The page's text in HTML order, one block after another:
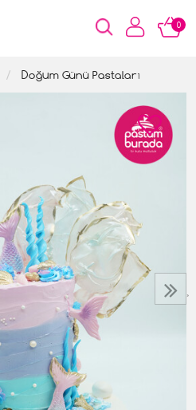
0
Doğum Günü Pastaları
›